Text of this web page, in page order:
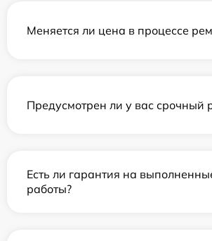
Меняется ли цена в процессе
Предусмотрен ли у вас срочный
Есть ли гарантия на
работы?